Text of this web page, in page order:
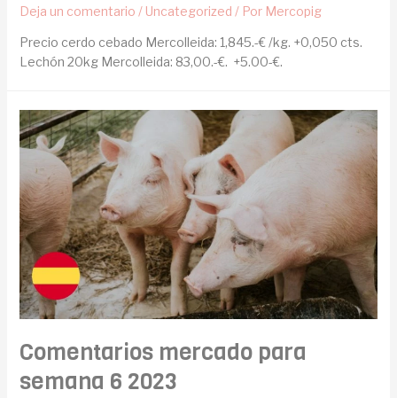
Deja un comentario / Uncategorized / Por Mercopig
Precio cerdo cebado Mercolleida: 1,845.-€ /kg. +0,050 cts.
Lechón 20kg Mercolleida: 83,00.-€. +5.00-€.
Comentarios mercado para
semana 6 2023